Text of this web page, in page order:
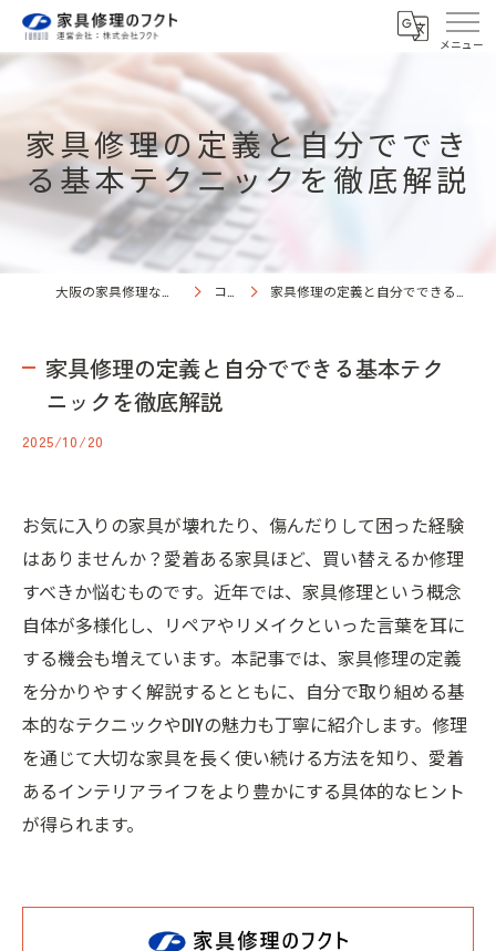
家具修理の定義と自分ででき
る基本テクニックを徹底解説
コラム 家具修理の定義と自分でできる基本テクニックを徹底解説
家具修理の定義と自分でできる基本テク
ニックを徹底解説
2025/10/20
お気に入りの家具が壊れたり、傷んだりして困った経験
はありませんか？愛着ある家具ほど、買い替えるか修理
すべきか悩むものです。近年では、家具修理という概念
自体が多様化し、リペアやリメイクといった言葉を耳に
する機会も増えています。本記事では、家具修理の定義
を分かりやすく解説するとともに、自分で取り組める基
本的なテクニックやDIYの魅力も丁寧に紹介します。修理
を通じて大切な家具を長く使い続ける方法を知り、愛着
あるインテリアライフをより豊かにする具体的なヒント
が得られます。